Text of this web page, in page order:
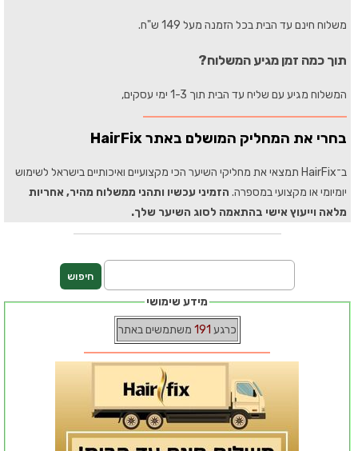
משלוח חינם עד הבית בכל הזמנה מעל 149 ש"ח.
תוך כמה זמן מגיע המשלוח?
המשלוח מגיע עם שליח עד הבית תוך 1-3 ימי עסקים,
בחרי את המחליק המושלם באתר HairFix
ב־HairFix תמצאי את מחליקי השיער הכי מקצועיים ואיכותיים בישראל לשימוש
יומיומי או מקצועי במספרה. הזמיני עכשיו ותהני ממשלוח מהיר, אחריות
מלאה וייעוץ אישי בהתאמה לסוג השיער שלך.
מידע שימושי
כרגע 191 משתמשים באתר